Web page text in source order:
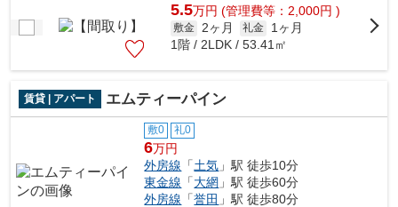
5.5万円 (管理費等：2,000円 )
敷金 2ヶ月 礼金
1ヶ月
1階 / 2LDK / 53.41㎡
賃貸 | アパート エムティーパイン
敷0 礼0
6万円
外房線 「土気 」駅 徒歩10分
東金線 「大網 」駅 徒歩60分
外房線 「誉田 」駅 徒歩80分